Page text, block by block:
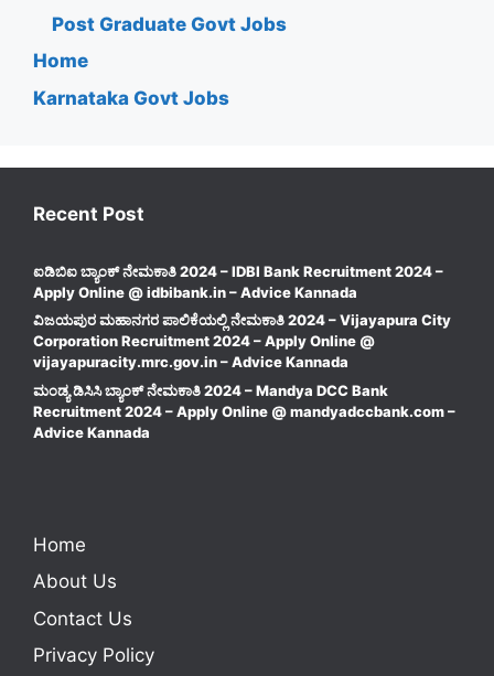
Post Graduate Govt Jobs
Home
Karnataka Govt Jobs
Recent Post
ಐಡಿಬಿಐ ಬ್ಯಾಂಕ್ ನೇಮಕಾತಿ 2024 – IDBI Bank Recruitment 2024 –
Apply Online @ idbibank.in – Advice Kannada
ವಿಜಯಪುರ ಮಹಾನಗರ ಪಾಲಿಕೆಯಲ್ಲಿ ನೇಮಕಾತಿ 2024 – Vijayapura City
Corporation Recruitment 2024 – Apply Online @
vijayapuracity.mrc.gov.in – Advice Kannada
ಮಂಡ್ಯ ಡಿಸಿಸಿ ಬ್ಯಾಂಕ್ ನೇಮಕಾತಿ 2024 – Mandya DCC Bank
Recruitment 2024 – Apply Online @ mandyadccbank.com –
Advice Kannada
Home
About Us
Contact Us
Privacy Policy